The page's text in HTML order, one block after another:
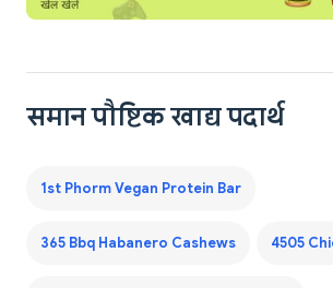
समान पौष्टिक खाद्य पदार्थ
1st Phorm Vegan Protein Bar
365 Bbq Habanero Cashews 4505